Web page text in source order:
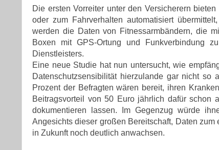
Die ersten Vorreiter unter den Versicherern
oder zum Fahrverhalten automatisiert
werden die Daten von Fitnessarmbändern, die
Boxen mit GPS-Ortung und Funkverbindung
Dienstleisters.
Eine neue Studie hat nun untersucht, wie
Datenschutzsensibilität hierzulande gar nicht
Prozent der Befragten wären bereit, ihren
Beitragsvorteil von 50 Euro jährlich dafür schon
dokumentieren lassen. Im Gegenzug würde
Angesichts dieser großen Bereitschaft, Daten
in Zukunft noch deutlich anwachsen.